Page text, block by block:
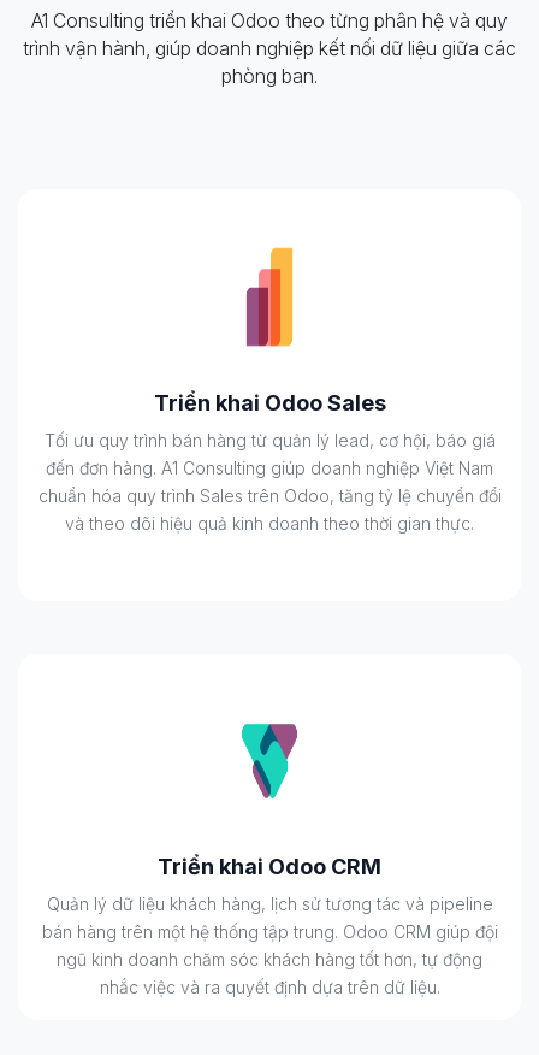
A1 Consulting triển khai Odoo theo từng phân hệ và quy
trình vận hành, giúp doanh nghiệp kết nối dữ liệu giữa các
phòng ban.
Triển khai Odoo Sales
Tối ưu quy trình bán hàng từ quản lý lead, cơ hội, báo giá
đến đơn hàng. A1 Consulting giúp doanh nghiệp Việt Nam
chuẩn hóa quy trình Sales trên Odoo, tăng tỷ lệ chuyển đổi
và theo dõi hiệu quả kinh doanh theo thời gian thực.
Triển khai Odoo CRM
Quản lý dữ liệu khách hàng, lịch sử tương tác và pipeline
bán hàng trên một hệ thống tập trung. Odoo CRM giúp đội
ngũ kinh doanh chăm sóc khách hàng tốt hơn, tự động
nhắc việc và ra quyết định dựa trên dữ liệu.